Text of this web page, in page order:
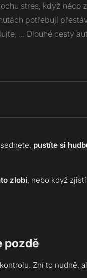
stres, když něco
potřebují
... Dlouhé cesty
pustíte si
zlobí, nebo když
pozdě
Zní to nudně,